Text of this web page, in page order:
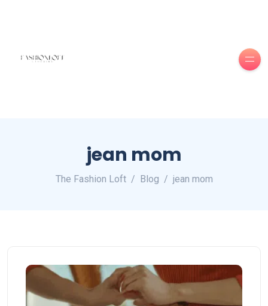
jean mom
The Fashion Loft Blog jean mom